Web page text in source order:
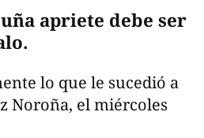
apriete debe ser
lo que le sucedió a
Noroña, el miércoles